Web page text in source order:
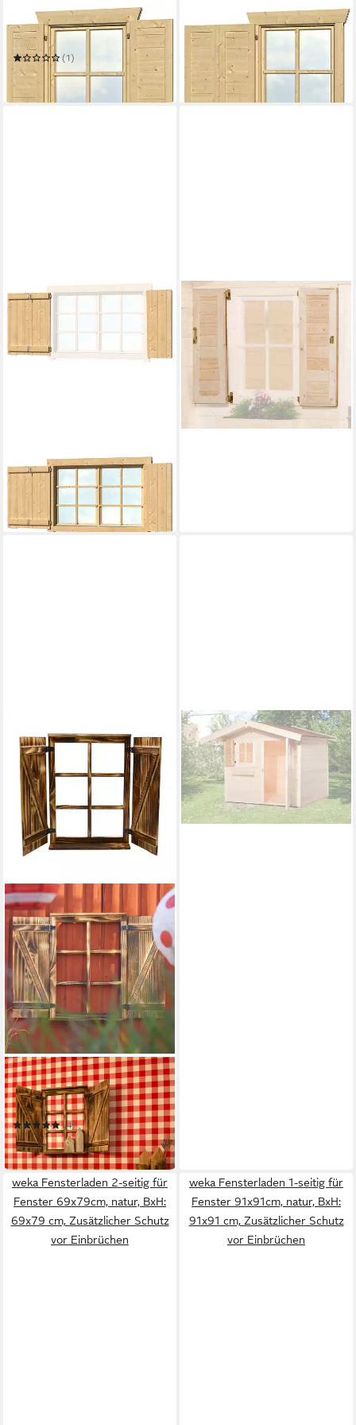
SKANHOLZ
Fensterladen
(1)
72,81 €
lieferbar in 3 Wochen
Fensterladen
72,81 €
lieferbar in 3 Wochen
LASITA MAJA
Fensterladen
196,99 €
lieferbar in 4 Wochen
WEKA
Fensterladen 2-seitig für
Weekendhaus 138
153,92 € UVP189,99 €
-19%
lieferbar in 5 Wochen
UNUS HOME
Wanddekoobjekt Deko-
Fenster Sprossenfenster mit
Fensterläden
(4)
39,95 €
in 2-3 Werktagen bei dir
WEKA
Fensterladen 1-seitig für
Fenster 69x79cm, natur
118,69 € UVP 149,99 €
-21%
lieferbar in 2 Wochen
weka Fensterladen 2-seitig für
Fenster 69x79cm, natur, BxH:
69x79 cm, Zusätzlicher Schutz
vor Einbrüchen
weka Fensterladen 1-seitig für
Fenster 91x91cm, natur, BxH:
91x91 cm, Zusätzlicher Schutz
vor Einbrüchen